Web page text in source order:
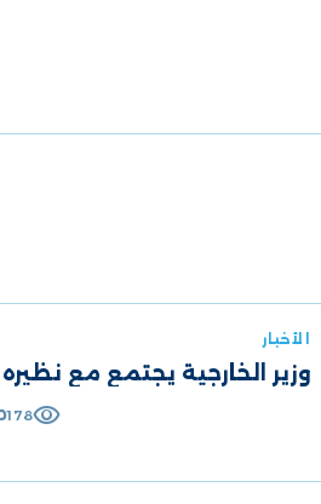
الأخبار
وزير الخارجية يجتمع مع نظيره
٥ visibility
178